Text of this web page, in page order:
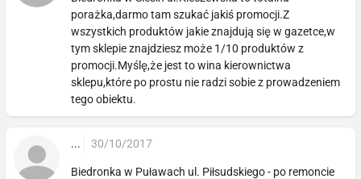
porażka,darmo tam szukać jakiś promocji.Z
wszystkich produktów jakie znajdują się w gazetce,w
tym sklepie znajdziesz może 1/10 produktów z
promocji.Myślę,że jest to wina kierownictwa
sklepu,które po prostu nie radzi sobie z prowadzeniem
tego obiektu.
... 30/10/2017
Biedronka w Puławach ul. Piłsudskiego - po remoncie